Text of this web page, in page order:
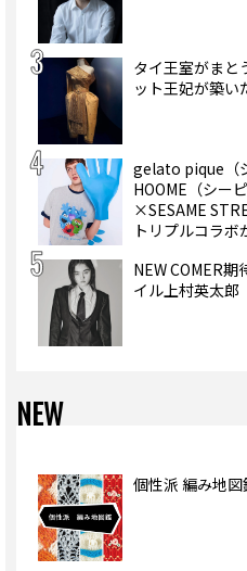
タイ王室がまと
ット王妃が築い
gelato pique（
HOOME（シー
×SESAME
トリプルコラボ
NEW COMER
イル上村英太郎
NEW
個性派 編み地図